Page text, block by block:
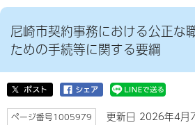
尼崎市契約事務における公正な
ための手続等に関する要綱
ページ番号1005979 更新日 2026年4月